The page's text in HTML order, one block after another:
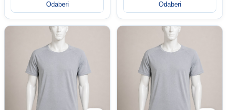
Odaberi Odaberi